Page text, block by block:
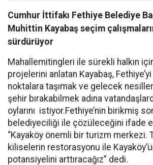
Cumhur İttifakı Fethiye Belediye
Muhittin Kayabaş seçim
sürdürüyor
Mahallemitingleri ile sürekli halkın
projelerini anlatan Kayabaş,
noktalara taşımak ve gelecek
şehir bırakabilmek adına
oylarını istiyor.Fethiye’nin birikmiş
belediyeciliği ile çözüleceğini ifade
“Kayaköy önemli bir turizm merkezi.
kiliselerin restorasyonu ile
potansiyelini arttıracağız” dedi.